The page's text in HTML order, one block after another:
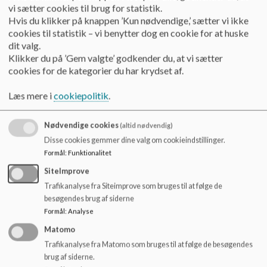
Forventninger
At eleverne har spist morgenmad inden de møder i skolen,
medbringes madpakke til spisepausen.
At skolen arbejder bevidst på en fælles forståelse af
sund/usund mad blandt elever, lærere, forældre og
samarbejdspartnere.
At skolens kostpolitik og princip er levende, i fortsat
udvikling.
At eleverne sikres tid og ro til spisning i hyggelige og
trygge rammer. Ved blandt andet at personalet nogle
vi sætter cookies til brug for statistik.
Hvis du klikker på knappen ’Kun nødvendige,’ sætter vi ikke
cookies til statistik – vi benytter dog en cookie for at huske
dit valg.
Klikker du på ’Gem valgte’ godkender du, at vi sætter
cookies for de kategorier du har krydset af.
Læs mere icookiepolitik.
Nødvendige cookies(altid nødvendig)
Disse cookies gemmer dine valg om cookieindstillinger.
Formål: Funktionalitet
SiteImprove
Trafikanalyse fra Siteimprove som bruges til at følge de
besøgendes brug af siderne
Formål: Analyse
Matomo
Trafikanalyse fra Matomo som bruges til at følge de besøgendes
brug af siderne.